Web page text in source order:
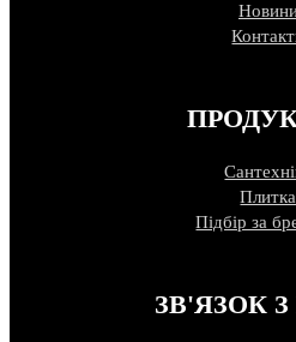
Плитка
Підбір за
ЗВ'ЯЗОК